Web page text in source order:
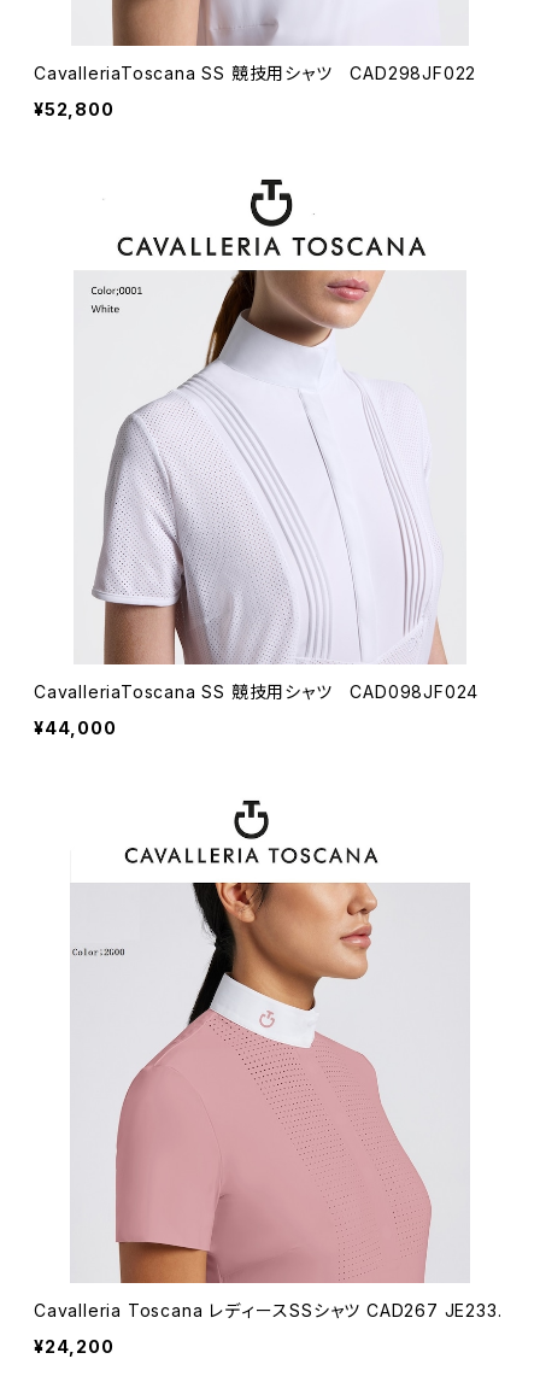
CavalleriaToscana SS 競技用シャツ CAD298JF022
¥52,800
CavalleriaToscana SS 競技用シャツ CAD098JF024
¥44,000
Cavalleria Toscana レディースSSシャツ CAD267 JE233.
¥24,200